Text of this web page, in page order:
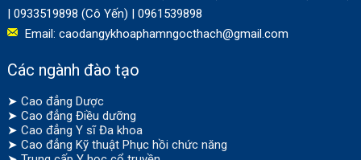
| 0933519898 (Cô Yến) | 0961539898
Email: caodangykhoaphamngocthach@gmail.com
Các ngành đào tạo
➤ Cao đẳng Dược
➤ Cao đẳng Điều dưỡng
➤ Cao đẳng Y sĩ Đa khoa
➤ Cao đẳng Kỹ thuật Phục hồi chức năng